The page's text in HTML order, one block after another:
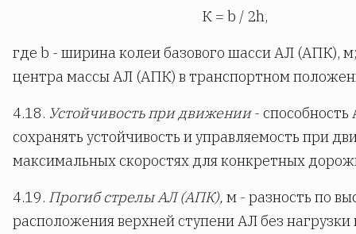
К = b / 2h,
где b - ширина колеи базового шасси АЛ (АПК),
центра массы АЛ (АПК) в транспортном
4.18. Устойчивость при движении-
сохранять устойчивость и управляемость при
максимальных скоростях для конкретных
4.19. Прогиб стрелы АЛ (АПК), м - разность по
расположения верхней ступени АЛ без нагрузки